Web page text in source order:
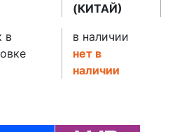
(КИТАЙ)
в
в наличии
нет в
наличии